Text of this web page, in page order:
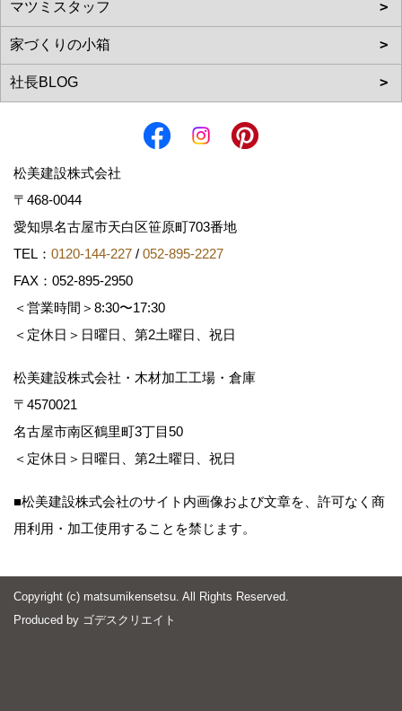
松美建設株式会社
〒468-0044
愛知県名古屋市天白区笹原町703番地
TEL： 0120-144-227 / 052-895-2227
FAX：052-895-2950
＜営業時間＞8:30〜17:30
＜定休日＞日曜日、第2土曜日、祝日
松美建設株式会社・木材加工工場・倉庫
〒4570021
名古屋市南区鶴里町3丁目50
＜定休日＞日曜日、第2土曜日、祝日
■松美建設株式会社のサイト内画像および文章を、許可なく商
用利用・加工使用することを禁じます。
Copyright (c) matsumikensetsu. All Rights Reserved.
Produced by ゴデスクリエイト